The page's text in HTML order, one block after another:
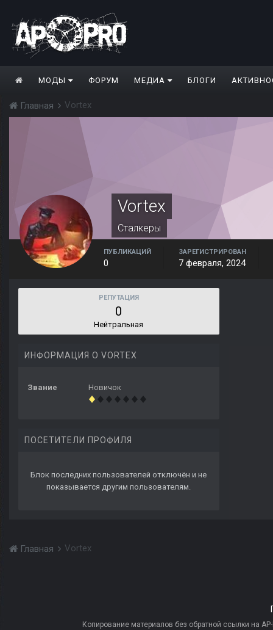
МОДЫ ФОРУМ МЕДИА БЛОГИ
Главная Vortex
Vortex
Сталкеры
ПУБЛИКАЦИЙ
0
ЗАРЕГИСТРИРОВАН
7 февраля, 2024
РЕПУТАЦИЯ
0
Нейтральная
ИНФОРМАЦИЯ О VORTEX
Звание Новичок
ПОСЕТИТЕЛИ ПРОФИЛЯ
Блок последних пользователей отключён и не
показывается другим пользователям.
Главная Vortex
Копирование материалов без обратной ссылки на